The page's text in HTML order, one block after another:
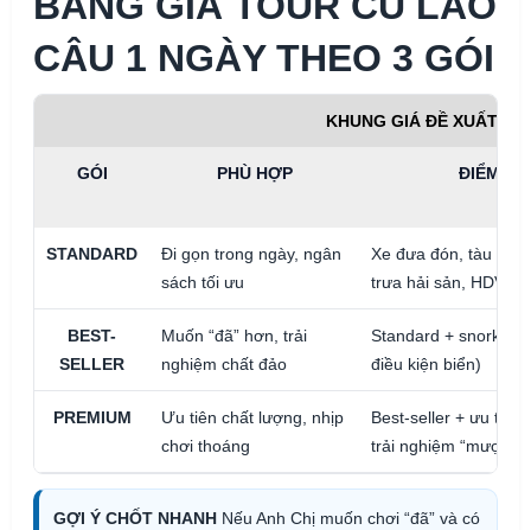
CÂU 1 NGÀY THEO 3 GÓI
KHUNG GIÁ ĐỀ XUẤT
GÓI PHÙ HỢP ĐIỂM
STANDARD
Đi gọn trong ngày, ngân
sách tối ưu
Xe đưa đón, tàu ra
trưa hải sản, HDV
BEST-
SELLER
Muốn “đã” hơn, trải
nghiệm chất đảo
Standard +
điều kiện biển)
PREMIUM
Ưu tiên chất lượng, nhịp
chơi thoáng
Best-seller + ưu tiên
trải nghiệm “mượt”
GỢI Ý CHỐT NHANH Nếu Anh Chị muốn chơi “đã” và có